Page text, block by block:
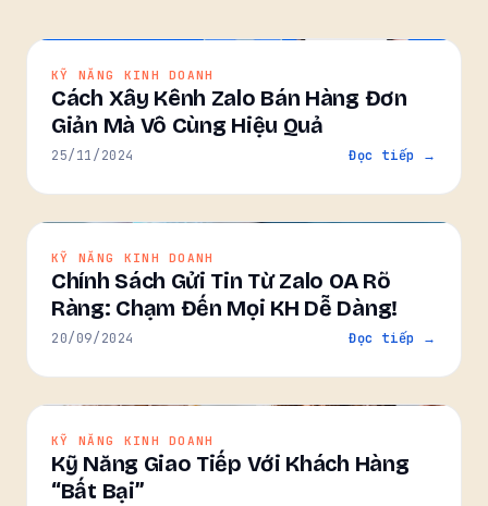
KỸ NĂNG KINH DOANH
Cách Xây Kênh Zalo Bán Hàng Đơn
Giản Mà Vô Cùng Hiệu Quả
25/11/2024 Đọc tiếp →
KỸ NĂNG KINH DOANH
Chính Sách Gửi Tin Từ Zalo OA Rõ
Ràng: Chạm Đến Mọi KH Dễ Dàng!
20/09/2024 Đọc tiếp →
KỸ NĂNG KINH DOANH
Kỹ Năng Giao Tiếp Với Khách Hàng
“Bất Bại”